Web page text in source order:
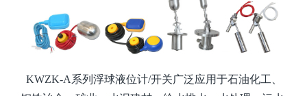
KWZK-A系列浮球液位计/开关广泛应用于石油化工、